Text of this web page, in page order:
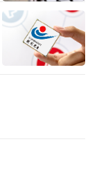
服务超出了
果不能得到
客户在紧急
京东安联财
务机制，承
在保期内的